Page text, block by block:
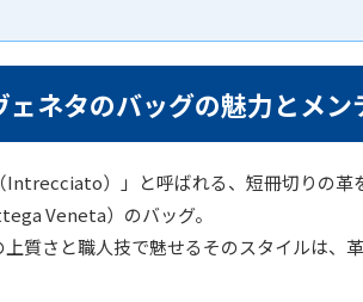
ェネタのバッグの魅力とメ
Intrecciato）」と呼ばれる、短冊切りの革
Veneta）のバッグ。
上質さと職人技で魅せるそのスタイルは、